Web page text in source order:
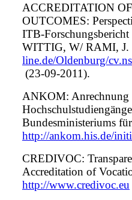
ACCREDITATION
OUTCOMES:
ITB-
WITTIG, W/ RAMI,
line.de/Oldenburg/
(23-09-2011).
ANKOM: Anrechnung
Bundesministeriums
http://ankom.his.de/
CREDIVOC:
Accreditation of
http://www.credivoc.eu